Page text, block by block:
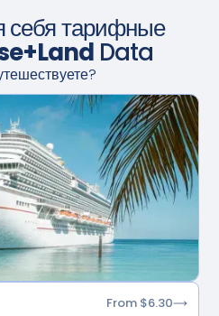
себя тарифные
Data
From $6.30